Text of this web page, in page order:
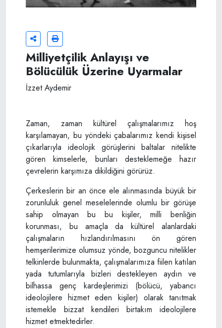
Milliyetçilik Anlayışı ve
Bölücülük Üzerine Uyarmalar
İzzet Aydemir
Zaman, zaman kültürel çalışmalarımız hoş
karşılamayan, bu yöndeki çabalarımız kendi kişisel
çıkarlarıyla ideolojik görüşlerini baltalar nitelikte
gören kimselerle, bunları desteklemeğe hazır
çevrelerin karşımıza dikildiğini görürüz.
Çerkeslerin bir an önce ele alınmasında büyük bir
zorunluluk genel meselelerinde olumlu bir görüşe
sahip olmayan bu bu kişiler, milli benliğin
korunması, bu amaçla da kültürel alanlardaki
çalışmaların hızlandırılmasını ön gören
hemşerilerimize olumsuz yönde, bozguncu nitelikler
telkinlerde bulunmakta, çalışmalarımıza fiilen katılan
yada tutumlarıyla bizleri destekleyen aydın ve
bilhassa genç kardeşlerimizi (bölücü, yabancı
ideolojilere hizmet eden kişiler) olarak tanıtmak
istemekle bizzat kendileri birtakım ideolojilere
hizmet etmektedirler.